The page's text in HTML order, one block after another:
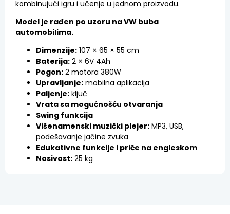
kombinujući igru i učenje u jednom proizvodu.
Model je rađen po uzoru na VW buba
automobilima.
Dimenzije: 107 × 65 × 55 cm
Baterija: 2 × 6V 4Ah
Pogon: 2 motora 380W
Upravljanje: mobilna aplikacija
Paljenje: ključ
Vrata sa mogućnošću otvaranja
Swing funkcija
Višenamenski muzički plejer: MP3, USB,
podešavanje jačine zvuka
Edukativne funkcije i priče na engleskom
Nosivost: 25 kg